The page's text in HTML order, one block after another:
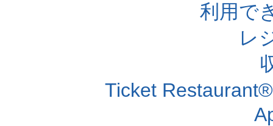
利用で
レ
Ticket